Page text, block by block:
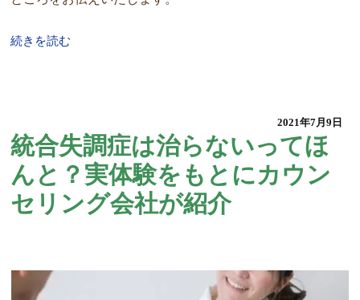
続きを読む
2021年7月9日
統合失調症は治らないってほ
んと？実体験をもとにカウン
セリング会社が紹介